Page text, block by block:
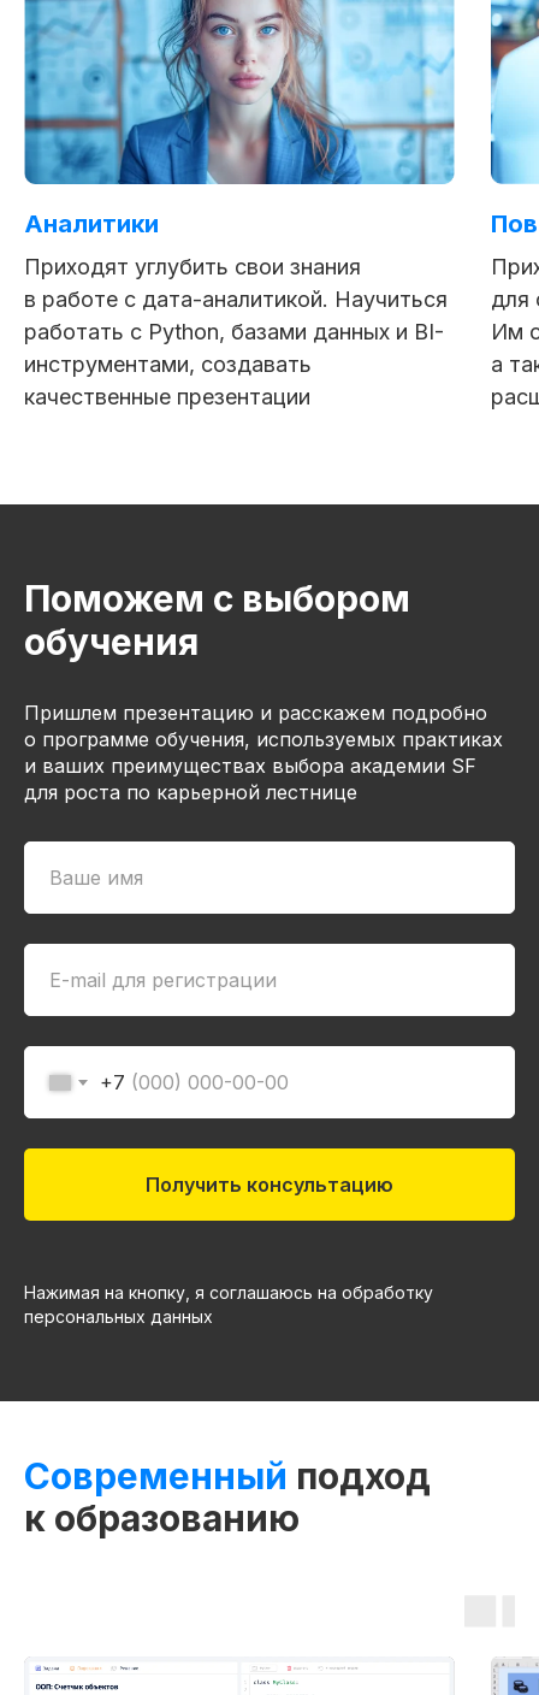
Аналитики
Приходят углубить свои знания
в работе с дата-аналитикой. Научиться
работать с Python, базами данных и BI-
инструментами, создавать
качественные презентации
для
Им
а
Поможем с выбором
обучения
Пришлем презентацию и расскажем подробно
о программе обучения, используемых практиках
и ваших преимуществах выбора академии SF
для роста по карьерной лестнице
+7
Получить консультацию
Нажимая на кнопку, я соглашаюсь на обработку
персональных данных
Современный подход
к образованию
27 модулей за 9 месяцев 117 практическое задание